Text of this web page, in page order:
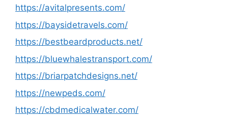
https://avitalpresents.com/
https://baysidetravels.com/
https://bestbeardproducts.net/
https://bluewhalestransport.com/
https://briarpatchdesigns.net/
https://newpeds.com/
https://cbdmedicalwater.com/